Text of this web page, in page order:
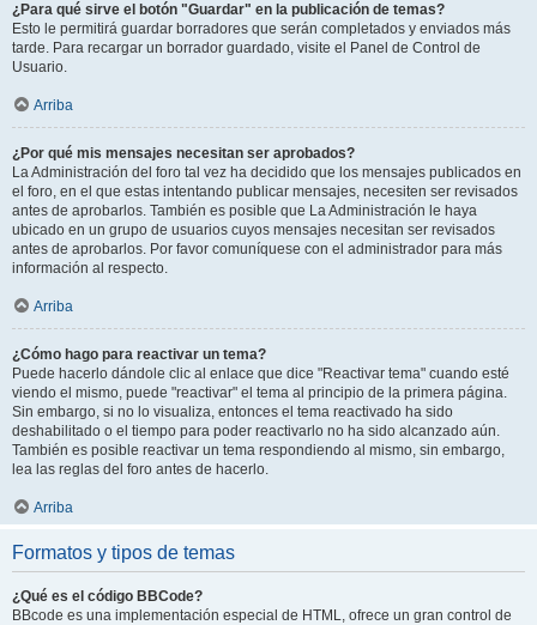
¿Para qué sirve el botón "Guardar" en la publicación de temas?
Esto le permitirá guardar borradores que serán completados y enviados más
tarde. Para recargar un borrador guardado, visite el Panel de Control de
Usuario.
Arriba
¿Por qué mis mensajes necesitan ser aprobados?
La Administración del foro tal vez ha decidido que los mensajes publicados en
el foro, en el que estas intentando publicar mensajes, necesiten ser revisados
antes de aprobarlos. También es posible que La Administración le haya
ubicado en un grupo de usuarios cuyos mensajes necesitan ser revisados
antes de aprobarlos. Por favor comuníquese con el administrador para más
información al respecto.
Arriba
¿Cómo hago para reactivar un tema?
Puede hacerlo dándole clic al enlace que dice "Reactivar tema" cuando esté
viendo el mismo, puede "reactivar" el tema al principio de la primera página.
Sin embargo, si no lo visualiza, entonces el tema reactivado ha sido
deshabilitado o el tiempo para poder reactivarlo no ha sido alcanzado aún.
También es posible reactivar un tema respondiendo al mismo, sin embargo,
lea las reglas del foro antes de hacerlo.
Arriba
Formatos y tipos de temas
¿Qué es el código BBCode?
BBcode es una implementación especial de HTML, ofrece un gran control de